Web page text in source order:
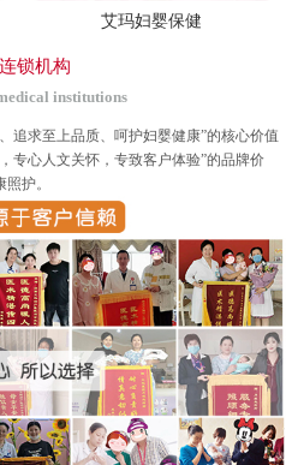
艾玛妇婴保健
锁机构
institutions
追求至上品质、呵护妇婴健康”的核心价值
专心人文关怀，专致客户体验”的品牌价
护。